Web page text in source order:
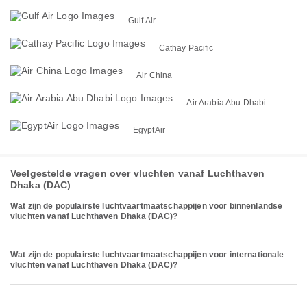
Gulf Air
Cathay Pacific
Air China
Air Arabia Abu Dhabi
EgyptAir
Veelgestelde vragen over vluchten vanaf Luchthaven
Dhaka (DAC)
Wat zijn de populairste luchtvaartmaatschappijen voor binnenlandse
vluchten vanaf Luchthaven Dhaka (DAC)?
Wat zijn de populairste luchtvaartmaatschappijen voor internationale
vluchten vanaf Luchthaven Dhaka (DAC)?